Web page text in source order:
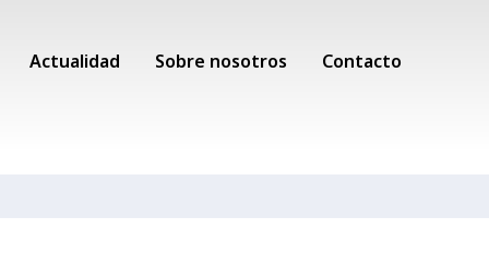
Actualidad Sobre nosotros Contacto